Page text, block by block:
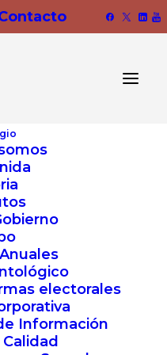
electorales
Información
2022
mayo de 2022
Economía,